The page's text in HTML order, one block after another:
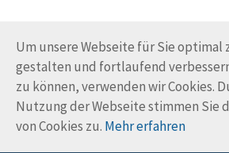
Um unsere Webseite für Sie optimal
gestalten und fortlaufend
zu können, verwenden wir Cookies.
Nutzung der Webseite stimmen Sie
von Cookies zu. Mehr erfahren
© Trans-Ocean e.V. 2010-2026
Nutzungsbedingungen